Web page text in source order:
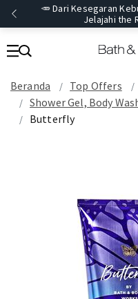
🥕 Dari Kesegaran
Jelajahi the
Beranda Top Offers
Shower Gel, Body
Butterfly